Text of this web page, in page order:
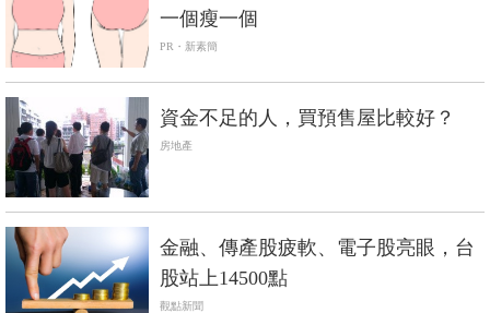
一個瘦一個
PR・新素簡
資金不足的人，買預售屋比較好？
房地產
金融、傳產股疲軟、電子股亮眼，台
股站上14500點
觀點新聞